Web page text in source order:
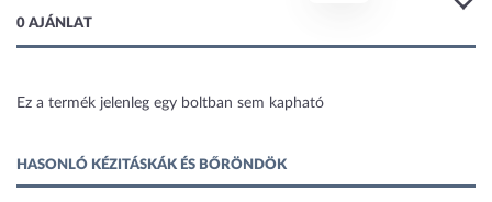
0 AJÁNLAT
Ez a termék jelenleg egy boltban sem kapható
HASONLÓ KÉZITÁSKÁK ÉS BŐRÖNDÖK